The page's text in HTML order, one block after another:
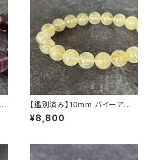
【鑑別済み】10mm バイーア州
産 ゴールデン ルチルクォーツ ブ
レスレット【画像現物・RT02】
¥8,800